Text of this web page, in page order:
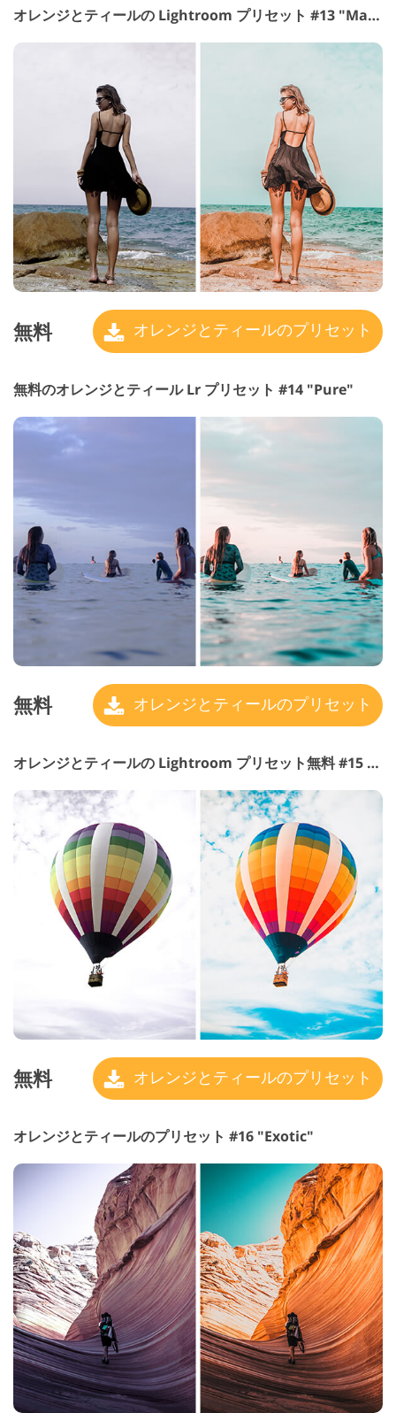
オレンジとティールの Lightroom プリセット #13 "Magma"
無料 オレンジとティールのプリセット
無料のオレンジとティール Lr プリセット #14 "Pure"
無料 オレンジとティールのプリセット
オレンジとティールの Lightroom プリセット無料 #15 "Colorful"
無料 オレンジとティールのプリセット
オレンジとティールのプリセット #16 "Exotic"